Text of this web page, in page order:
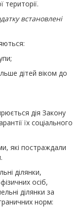
території.
встановлені
дітей віком до
дія Закону
їх соціального
які постраждали
ділянки,
осіб,
ділянки за
норм: